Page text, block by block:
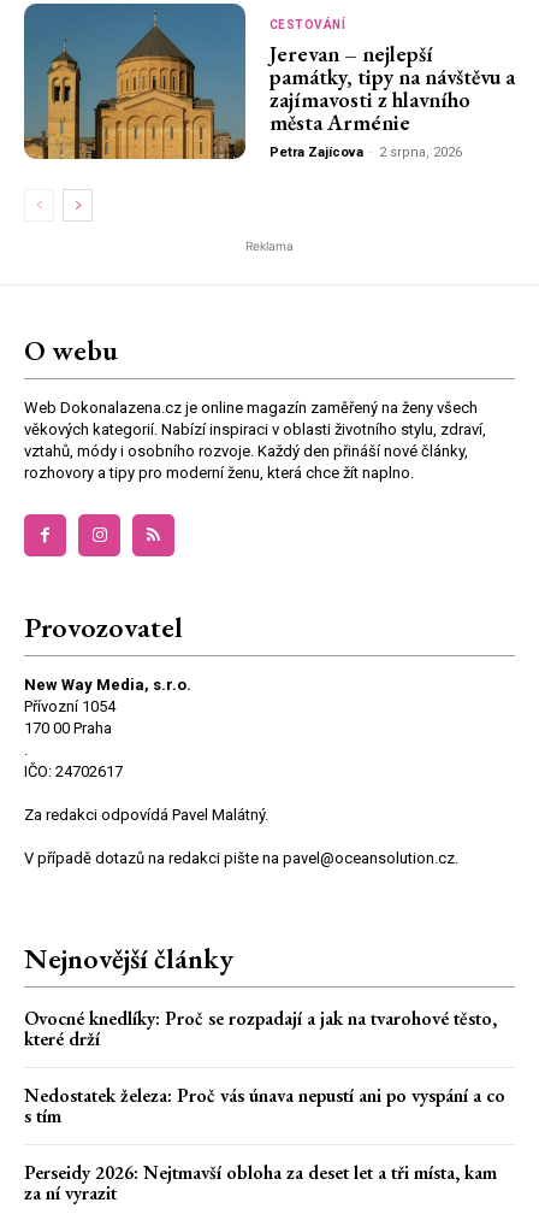
CESTOVÁNÍ
Jerevan – nejlepší
památky, tipy na návštěvu a
zajímavosti z hlavního
města Arménie
Petra Zajícova - 2 srpna, 2026
Reklama
O webu
Web Dokonalazena.cz je online magazín zaměřený na ženy všech
věkových kategorií. Nabízí inspiraci v oblasti životního stylu, zdraví,
vztahů, módy i osobního rozvoje. Každý den přináší nové články,
rozhovory a tipy pro moderní ženu, která chce žít naplno.
Provozovatel
New Way Media, s.r.o.
Přívozní 1054
170 00 Praha
IČO: 24702617
Za redakci odpovídá Pavel Malátný.
V případě dotazů na redakci pište na pavel@oceansolution.cz.
Nejnovější články
Ovocné knedlíky: Proč se rozpadají a jak na tvarohové těsto,
které drží
Nedostatek železa: Proč vás únava nepustí ani po vyspání a co
s tím
Perseidy 2026: Nejtmavší obloha za deset let a tři místa, kam
za ní vyrazit